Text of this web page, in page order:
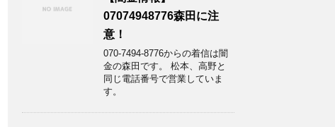
07074948776森田に注
意！
070-7494-8776からの着信は闇
金の森田です。 松本、高野と
同じ電話番号で営業していま
す。